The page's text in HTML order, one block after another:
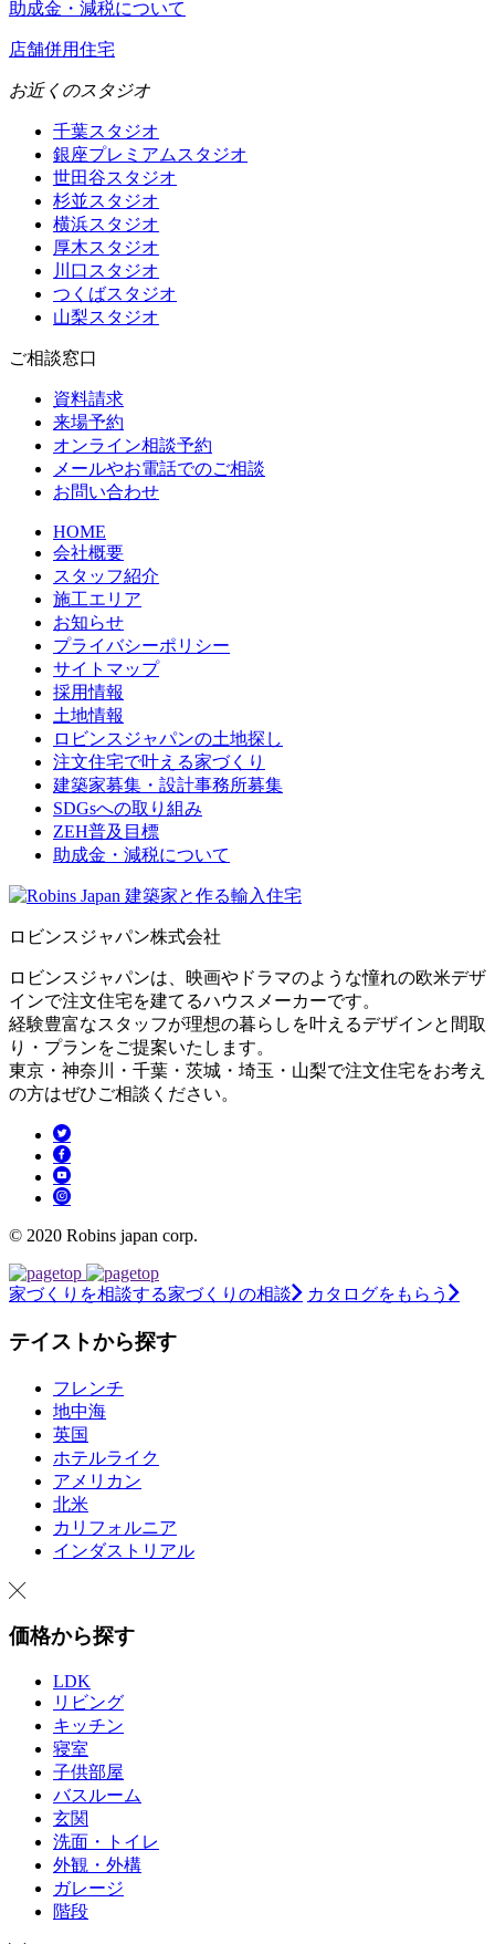
助成金・減税について
店舗併用住宅
お近くのスタジオ
千葉スタジオ
銀座プレミアムスタジオ
世田谷スタジオ
杉並スタジオ
横浜スタジオ
厚木スタジオ
川口スタジオ
つくばスタジオ
山梨スタジオ
ご相談窓口
資料請求
来場予約
オンライン相談予約
メールやお電話でのご相談
お問い合わせ
HOME
会社概要
スタッフ紹介
施工エリア
お知らせ
プライバシーポリシー
サイトマップ
採用情報
土地情報
ロビンスジャパンの土地探し
注文住宅で叶える家づくり
建築家募集・設計事務所募集
SDGsへの取り組み
ZEH普及目標
助成金・減税について
ロビンスジャパン株式会社
ロビンスジャパンは、映画やドラマのような憧れの欧米デザ
インで注文住宅を建てるハウスメーカーです。
経験豊富なスタッフが理想の暮らしを叶えるデザインと間取
り・プランをご提案いたします。
東京・神奈川・千葉・茨城・埼玉・山梨で注文住宅をお考え
の方はぜひご相談ください。
© 2020 Robins japan corp.
家づくりを相談する家づくりの相談 カタログをもらう
テイストから探す
フレンチ
地中海
英国
ホテルライク
アメリカン
北米
カリフォルニア
インダストリアル
価格から探す
LDK
リビング
キッチン
寝室
子供部屋
バスルーム
玄関
洗面・トイレ
外観・外構
ガレージ
階段